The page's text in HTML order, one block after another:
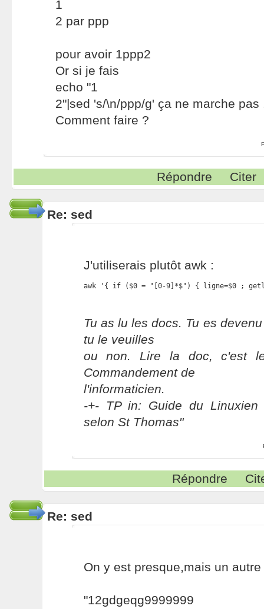
1
2 par ppp
pour avoir 1ppp2
Or si je fais
echo "1
2"|sed 's/\n/ppp/g' ça ne marche pas
Comment faire ?
Répondre Citer
Re: sed
J'utiliserais plutôt awk :
awk '{ if ($0 = "[0-9]*$") { ligne=$0 ;
Tu as lu les docs. Tu es
tu le veuilles
ou non. Lire la doc, c'est
Commandement de
l'informaticien.
-+- TP in: Guide du Linuxien
selon St Thomas"
Répondre
Re: sed
On y est presque,mais un
"12gdgeqg9999999